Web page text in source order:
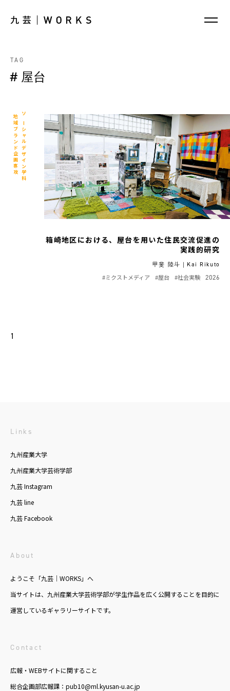
TAG
# 屋台
ソーシャルデザイン学科
地域ブランド企画専攻
箱崎地区における、屋台を用いた住民交流促進の
実践的研究
甲斐 陸斗｜Kai Rikuto
2026
#社会実験
#屋台
#ミクストメディア
1
Links
九州産業大学
九州産業大学芸術学部
九芸 Instagram
九芸 line
九芸 Facebook
About
ようこそ「九芸｜WORKS」へ
当サイトは、九州産業大学芸術学部が学生作品を広く公開することを目的に
運営しているギャラリーサイトです。
Contact
広報・WEBサイトに関すること
総合企画部広報課：pub10@ml.kyusan-u.ac.jp